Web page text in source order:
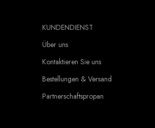
KUNDENDIENST
Über uns
Kontaktieren Sie uns
Bestellungen & Versand
Partnerschaftspropan